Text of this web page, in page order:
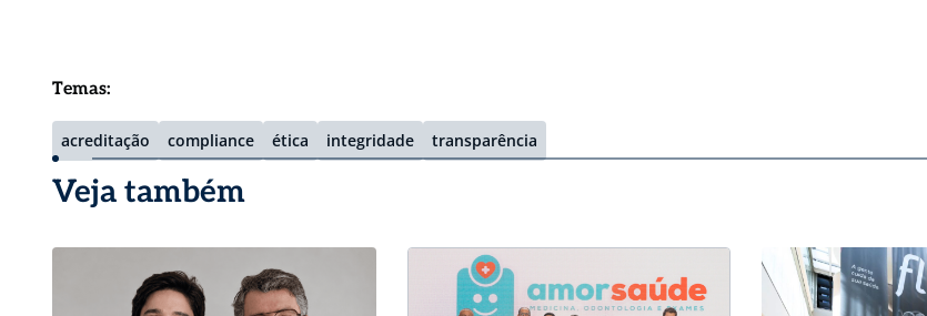
Temas:
acreditação compliance ética integridade transparência
Veja também